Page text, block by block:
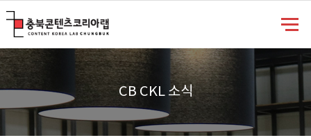
CB CKL 소식